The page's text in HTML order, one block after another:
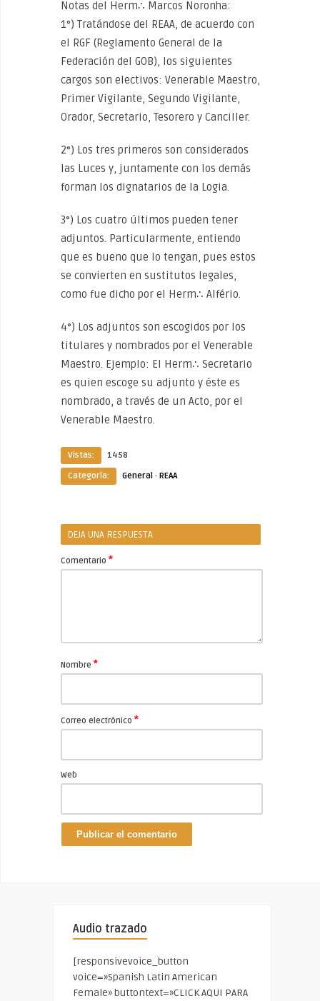
Notas del Herm∴ Marcos Noronha:
1°) Tratándose del REAA, de acuerdo con
el RGF (Reglamento General de la
Federación del GOB), los siguientes
cargos son electivos: Venerable Maestro,
Primer Vigilante, Segundo Vigilante,
Orador, Secretario, Tesorero y Canciller.
2°) Los tres primeros son considerados
las Luces y, juntamente con los demás
forman los dignatarios de la Logia.
3°) Los cuatro últimos pueden tener
adjuntos. Particularmente, entiendo
que es bueno que lo tengan, pues estos
se convierten en sustitutos legales,
como fue dicho por el Herm∴ Alfério.
4°) Los adjuntos son escogidos por los
titulares y nombrados por el Venerable
Maestro. Ejemplo: El Herm∴ Secretario
es quien escoge su adjunto y éste es
nombrado, a través de un Acto, por el
Venerable Maestro.
Vistas:
1458
Categoría:
General · REAA
DEJA UNA RESPUESTA
Comentario *
Nombre *
Correo electrónico *
Web
Audio trazado
[responsivevoice_button
voice=»Spanish Latin American
Female» buttontext=»CLICK AQUI PARA